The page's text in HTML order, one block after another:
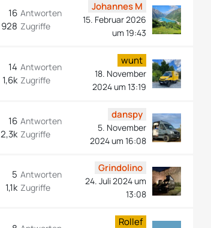
Antworten
16
Zugriffe
928
Johannes M
15. Februar 2026
um 19:43
Antworten
14
Zugriffe
1,6k
wunt
18. November
2024 um 13:19
Antworten
16
Zugriffe
2,3k
danspy
5. November
2024 um 16:08
Antworten
5
Zugriffe
1,1k
Grindolino
24. Juli 2024 um
13:08
Rollef